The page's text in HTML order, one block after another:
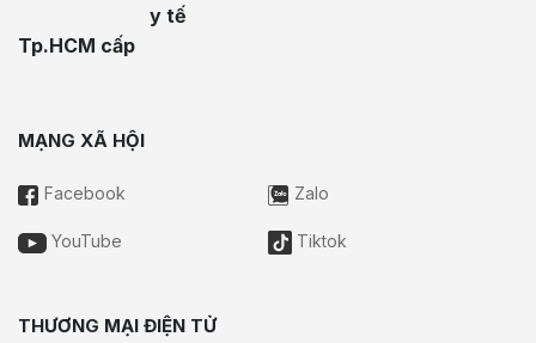
y tế
Tp.HCM cấp
MẠNG XÃ HỘI
Facebook Zalo
YouTube Tiktok
THƯƠNG MẠI ĐIỆN TỬ